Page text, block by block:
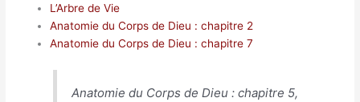
L’Arbre de Vie
Anatomie du Corps de Dieu : chapitre 2
Anatomie du Corps de Dieu : chapitre 7
Anatomie du Corps de Dieu : chapitre 5,